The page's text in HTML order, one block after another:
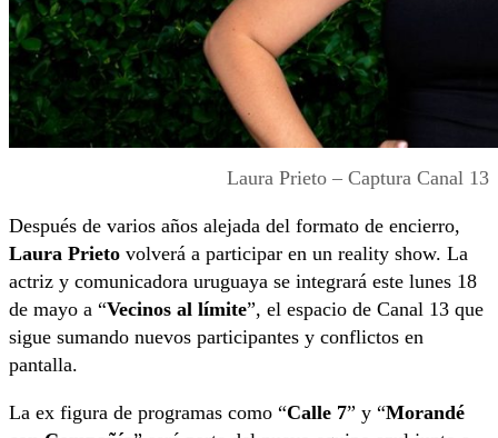
Laura Prieto – Captura Canal 13
Después de varios años alejada del formato de encierro,
Laura Prieto volverá a participar en un reality show. La
actriz y comunicadora uruguaya se integrará este lunes 18
de mayo a “Vecinos al límite”, el espacio de Canal 13 que
sigue sumando nuevos participantes y conflictos en
pantalla.
La ex figura de programas como “Calle 7” y “Morandé